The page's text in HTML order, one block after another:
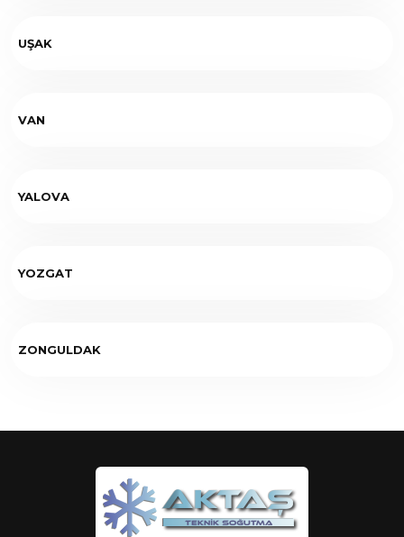
UŞAK
VAN
YALOVA
YOZGAT
ZONGULDAK